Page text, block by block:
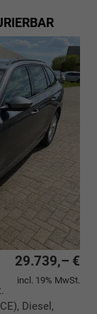
29.739,– €
incl. 19% MwSt.
Diesel,